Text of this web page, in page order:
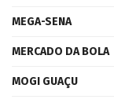
MEGA-SENA
MERCADO DA BOLA
MOGI GUAÇU